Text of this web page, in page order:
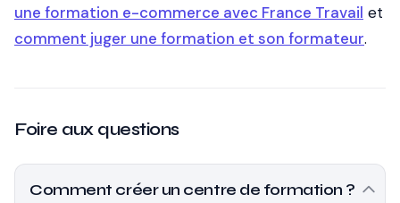
une formation e-commerce avec France Travail et
comment juger une formation et son formateur.
Foire aux questions
Comment créer un centre de formation ?